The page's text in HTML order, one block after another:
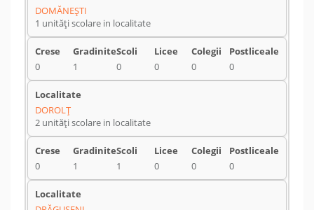
DOMĂNEŞTI
1 unități scolare in localitate
0 1 0 0 0 0
DOROLŢ
2 unități scolare in localitate
0 1 1 0 0 0